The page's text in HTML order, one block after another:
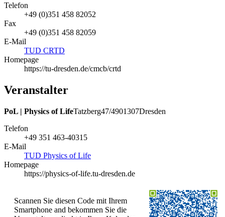
Telefon
+49 (0)351 458 82052
Fax
+49 (0)351 458 82059
E-Mail
TUD CRTD
Homepage
https://tu-dresden.de/cmcb/crtd
Veranstalter
PoL | Physics of LifeTatzberg47/4901307Dresden
Telefon
+49 351 463-40315
E-Mail
TUD Physics of Life
Homepage
https://physics-of-life.tu-dresden.de
Scannen Sie diesen Code mit Ihrem
Smartphone and bekommen Sie die